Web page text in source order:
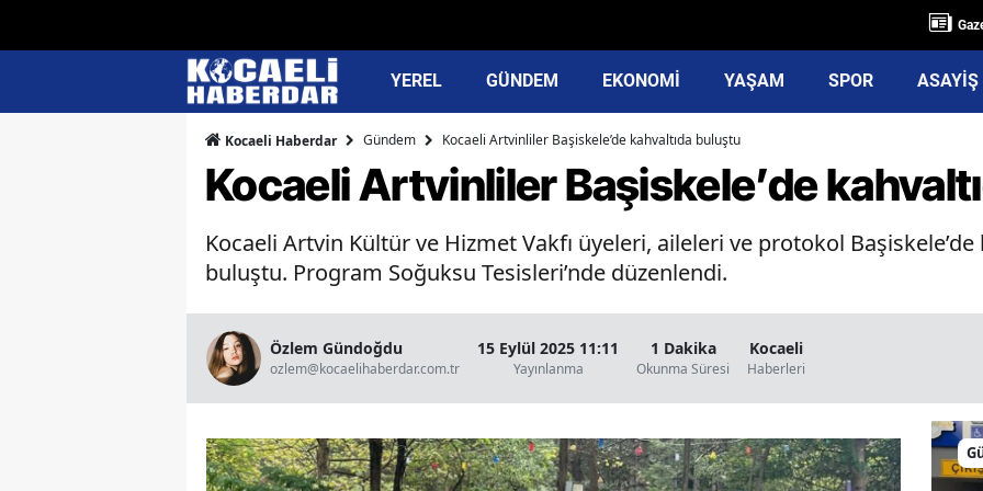
YEREL GÜNDEM EKONOMİ YAŞAM SPOR ASAYİŞ
Kocaeli Haberdar Gündem Kocaeli Artvinliler Başiskele’de kahvaltıda buluştu
Kocaeli Artvinliler Başiskele’de
Kocaeli Artvin Kültür ve Hizmet Vakfı üyeleri, aileleri ve protokol
buluştu. Program Soğuksu Tesisleri’nde düzenlendi.
Özlem Gündoğdu
ozlem@kocaelihaberdar.com.tr
15 Eylül 2025 11:11
Yayınlanma
1 Dakika
Okunma Süresi
Kocaeli
Haberleri